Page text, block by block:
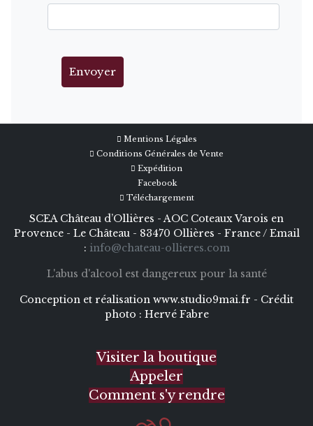
Envoyer
Mentions Légales
Conditions Générales de Vente
Expédition
Facebook
Téléchargement
SCEA Château d’Ollières - AOC Coteaux Varois en
Provence - Le Château - 83470 Ollières - France / Email
: info@chateau-ollieres.com
L'abus d'alcool est dangereux pour la santé
Conception et réalisation www.studio9mai.fr - Crédit
photo : Hervé Fabre
Visiter la boutique
Appeler
Comment s'y rendre